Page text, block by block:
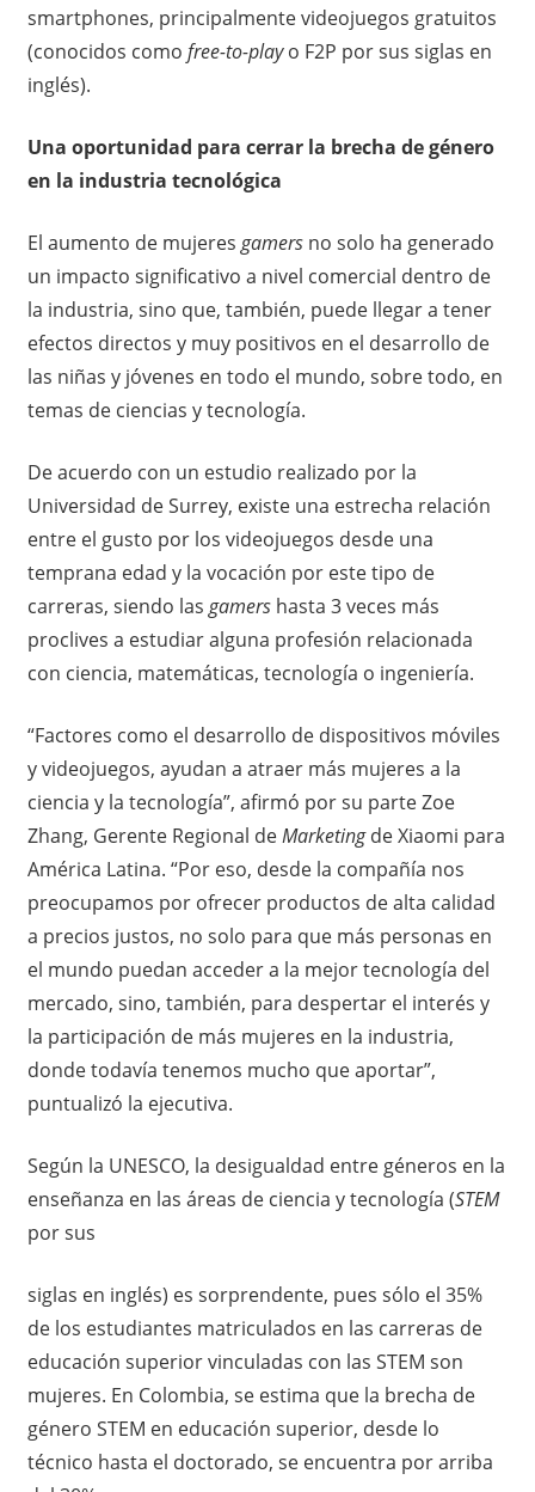
smartphones, principalmente videojuegos gratuitos
(conocidos como free-to-playo F2P por sus siglas en
inglés).
Una oportunidad para cerrar la brecha de género
en la industria tecnológica
El aumento de mujeresgamersno solo ha generado
un impacto significativo a nivel comercial dentro de
la industria, sino que, también, puede llegar a tener
efectos directos y muy positivos en el desarrollo de
las niñas y jóvenes en todo el mundo, sobre todo, en
temas de ciencias y tecnología.
De acuerdo con un estudio realizado por la
Universidad de Surrey, existe una estrecha relación
entre el gusto por los videojuegos desde una
temprana edad y la vocación por este tipo de
carreras, siendo lasgamershasta 3 veces más
proclives a estudiar alguna profesión relacionada
con ciencia, matemáticas, tecnología o ingeniería.
“Factores como el desarrollo de dispositivos móviles
y videojuegos, ayudan a atraer más mujeres a la
ciencia y la tecnología”, afirmó por su parte Zoe
Zhang, Gerente Regional deMarketingde Xiaomi para
América Latina. “Por eso, desde la compañía nos
preocupamos por ofrecer productos de alta calidad
a precios justos, no solo para que más personas en
el mundo puedan acceder a la mejor tecnología del
mercado, sino, también, para despertar el interés y
la participación de más mujeres en la industria,
donde todavía tenemos mucho que aportar”,
puntualizó la ejecutiva.
Según la UNESCO, la desigualdad entre géneros en la
enseñanza en las áreas de ciencia y tecnología (STEM
por sus
siglas en inglés) es sorprendente, pues sólo el 35%
de los estudiantes matriculados en las carreras de
educación superior vinculadas con las STEM son
mujeres. En Colombia, se estima que la brecha de
género STEM en educación superior, desde lo
técnico hasta el doctorado, se encuentra por arriba